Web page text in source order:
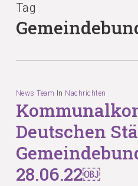
Tag
News Team In Nachrichten
Deutschen
28.06.22￼